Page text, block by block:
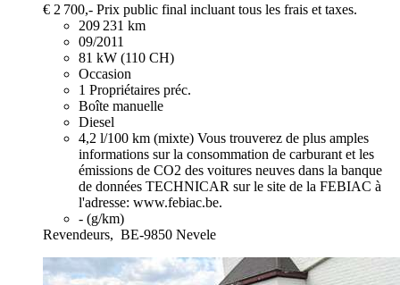
€ 2 700,- Prix public final incluant tous les frais et taxes.
209 231 km
09/2011
81 kW (110 CH)
Occasion
1 Propriétaires préc.
Boîte manuelle
Diesel
4,2 l/100 km (mixte) Vous trouverez de plus amples
informations sur la consommation de carburant et les
émissions de CO2 des voitures neuves dans la banque
de données TECHNICAR sur le site de la FEBIAC à
l'adresse: www.febiac.be.
- (g/km)
Revendeurs, BE-9850 Nevele